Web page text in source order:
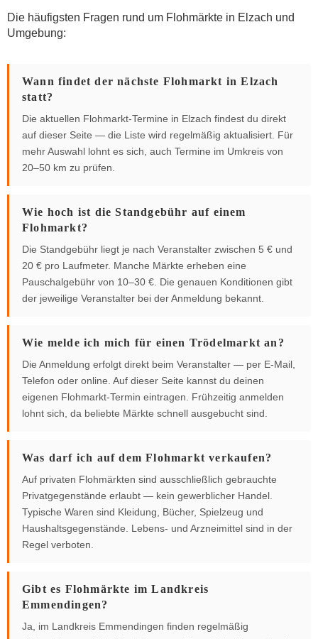
Die häufigsten Fragen rund um Flohmärkte in Elzach und
Umgebung:
Wann findet der nächste Flohmarkt in Elzach
statt?
Die aktuellen Flohmarkt-Termine in Elzach findest du direkt
auf dieser Seite — die Liste wird regelmäßig aktualisiert. Für
mehr Auswahl lohnt es sich, auch Termine im Umkreis von
20–50 km zu prüfen.
Wie hoch ist die Standgebühr auf einem
Flohmarkt?
Die Standgebühr liegt je nach Veranstalter zwischen 5 € und
20 € pro Laufmeter. Manche Märkte erheben eine
Pauschalgebühr von 10–30 €. Die genauen Konditionen gibt
der jeweilige Veranstalter bei der Anmeldung bekannt.
Wie melde ich mich für einen Trödelmarkt an?
Die Anmeldung erfolgt direkt beim Veranstalter — per E-Mail,
Telefon oder online. Auf dieser Seite kannst du deinen
eigenen Flohmarkt-Termin eintragen. Frühzeitig anmelden
lohnt sich, da beliebte Märkte schnell ausgebucht sind.
Was darf ich auf dem Flohmarkt verkaufen?
Auf privaten Flohmärkten sind ausschließlich gebrauchte
Privatgegenstände erlaubt — kein gewerblicher Handel.
Typische Waren sind Kleidung, Bücher, Spielzeug und
Haushaltsgegenstände. Lebens- und Arzneimittel sind in der
Regel verboten.
Gibt es Flohmärkte im Landkreis
Emmendingen?
Ja, im Landkreis Emmendingen finden regelmäßig